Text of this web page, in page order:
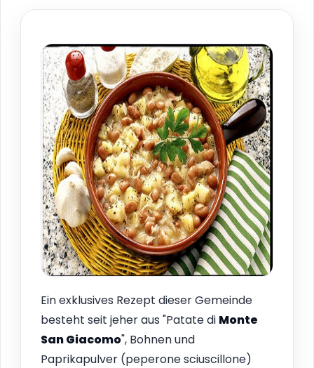
Ein exklusives Rezept dieser Gemeinde
besteht seit jeher aus "Patate di Monte
San Giacomo", Bohnen und
Paprikapulver (peperone sciuscillone)